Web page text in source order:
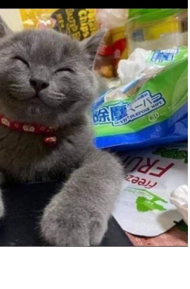
ohne August:
Roman...
Anzeige